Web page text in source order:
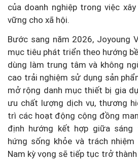
của doanh nghiệp trong việc
vững cho xã hội.
Bước sang năm 2026, Joyoung
mục tiêu phát triển theo hướng
dùng làm trung tâm và không
cao trải nghiệm sử dụng sản
mở rộng danh mục thiết bị gia
ưu chất lượng dịch vụ, thương
trì các hoạt động cộng đồng
định hướng kết hợp giữa sáng
hứng sống khỏe và trách
Nam kỳ vọng sẽ tiếp tục trở